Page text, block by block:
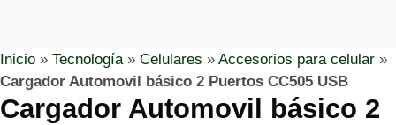
Inicio » Tecnología» Celulares » Accesorios para celular »
Cargador Automovil básico 2 Puertos CC505 USB
Cargador Automovil básico 2